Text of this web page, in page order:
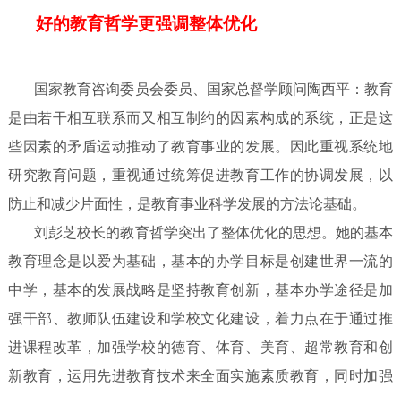
好的教育哲学更强调整体优化
国家教育咨询委员会委员、国家总督学顾问陶西平：教育
是由若干相互联系而又相互制约的因素构成的系统，正是这
些因素的矛盾运动推动了教育事业的发展。因此重视系统地
研究教育问题，重视通过统筹促进教育工作的协调发展，以
防止和减少片面性，是教育事业科学发展的方法论基础。
刘彭芝校长的教育哲学突出了整体优化的思想。她的基本
教育理念是以爱为基础，基本的办学目标是创建世界一流的
中学，基本的发展战略是坚持教育创新，基本办学途径是加
强干部、教师队伍建设和学校文化建设，着力点在于通过推
进课程改革，加强学校的德育、体育、美育、超常教育和创
新教育，运用先进教育技术来全面实施素质教育，同时加强